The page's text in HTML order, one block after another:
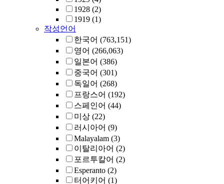
1928 (2)
1919 (1)
작성언어
한국어 (763,151)
영어 (266,063)
일본어 (386)
중국어 (301)
독일어 (268)
프랑스어 (192)
스페인어 (44)
미상 (22)
러시아어 (9)
Malayalam (3)
이탈리아어 (2)
포르투칼어 (2)
Esperanto (2)
터어키어 (1)